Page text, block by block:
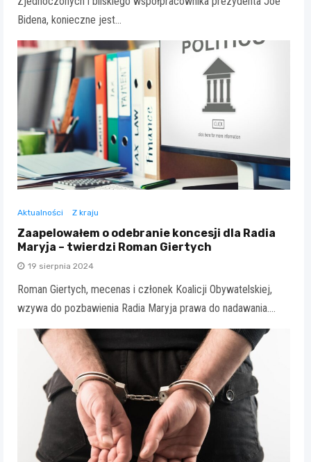
Bidena, konieczne jest…
Aktualności Z kraju
Zaapelowałem o odebranie koncesji dla Radia
Maryja – twierdzi Roman Giertych
19 sierpnia 2024
Roman Giertych, mecenas i członek Koalicji Obywatelskiej,
wzywa do pozbawienia Radia Maryja prawa do nadawania.…